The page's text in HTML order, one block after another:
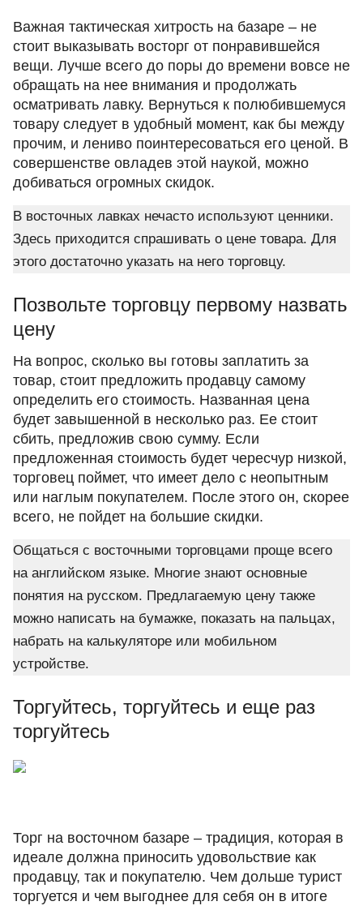
Важная тактическая хитрость на базаре – не
стоит выказывать восторг от понравившейся
вещи. Лучше всего до поры до времени вовсе не
обращать на нее внимания и продолжать
осматривать лавку. Вернуться к полюбившемуся
товару следует в удобный момент, как бы между
прочим, и лениво поинтересоваться его ценой. В
совершенстве овладев этой наукой, можно
добиваться огромных скидок.
В восточных лавках нечасто используют ценники.
Здесь приходится спрашивать о цене товара. Для
этого достаточно указать на него торговцу.
Позвольте торговцу первому назвать
цену
На вопрос, сколько вы готовы заплатить за
товар, стоит предложить продавцу самому
определить его стоимость. Названная цена
будет завышенной в несколько раз. Ее стоит
сбить, предложив свою сумму. Если
предложенная стоимость будет чересчур низкой,
торговец поймет, что имеет дело с неопытным
или наглым покупателем. После этого он, скорее
всего, не пойдет на большие скидки.
Общаться с восточными торговцами проще всего
на английском языке. Многие знают основные
понятия на русском. Предлагаемую цену также
можно написать на бумажке, показать на пальцах,
набрать на калькуляторе или мобильном
устройстве.
Торгуйтесь, торгуйтесь и еще раз
торгуйтесь
Торг на восточном базаре – традиция, которая в
идеале должна приносить удовольствие как
продавцу, так и покупателю. Чем дольше турист
торгуется и чем выгоднее для себя он в итоге